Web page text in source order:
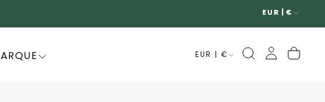
EUR | €
EUR | €